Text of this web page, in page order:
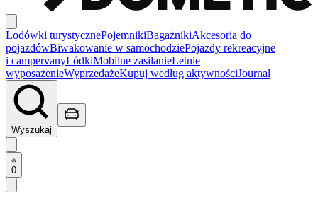
Lodówki turystycznePojemnikiBagażnikiAkcesoria do
pojazdówBiwakowanie w samochodziePojazdy rekreacyjne
i campervanyLódkiMobilne zasilanieLetnie
wyposażenieWyprzedażeKupuj według aktywnościJournal
Wyszukaj
0